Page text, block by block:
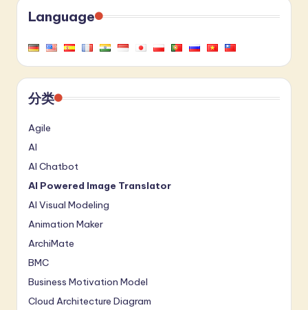
Language
分类
Agile
AI
AI Chatbot
AI Powered Image Translator
AI Visual Modeling
Animation Maker
ArchiMate
BMC
Business Motivation Model
Cloud Architecture Diagram